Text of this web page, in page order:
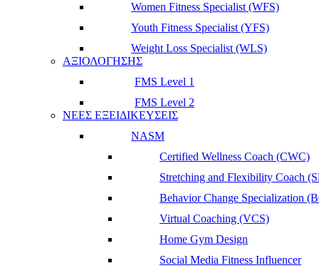
Women Fitness Specialist (WFS)
Youth Fitness Specialist (YFS)
Weight Loss Specialist (WLS)
ΑΞΙΟΛΟΓΗΣΗΣ
FMS Level 1
FMS Level 2
ΝΕΕΣ ΕΞΕΙΔΙΚΕΥΣΕΙΣ
NASM
Certified Wellness Coach (CWC)
Stretching and Flexibility Coach
Behavior Change Specialization
Virtual Coaching (VCS)
Home Gym Design
Social Media Fitness Influencer